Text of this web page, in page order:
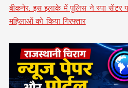
बीकनेर: इस इलाके में पुलिस ने स्पा सेंटर पर
महिलाओं को किया गिरफ्तार